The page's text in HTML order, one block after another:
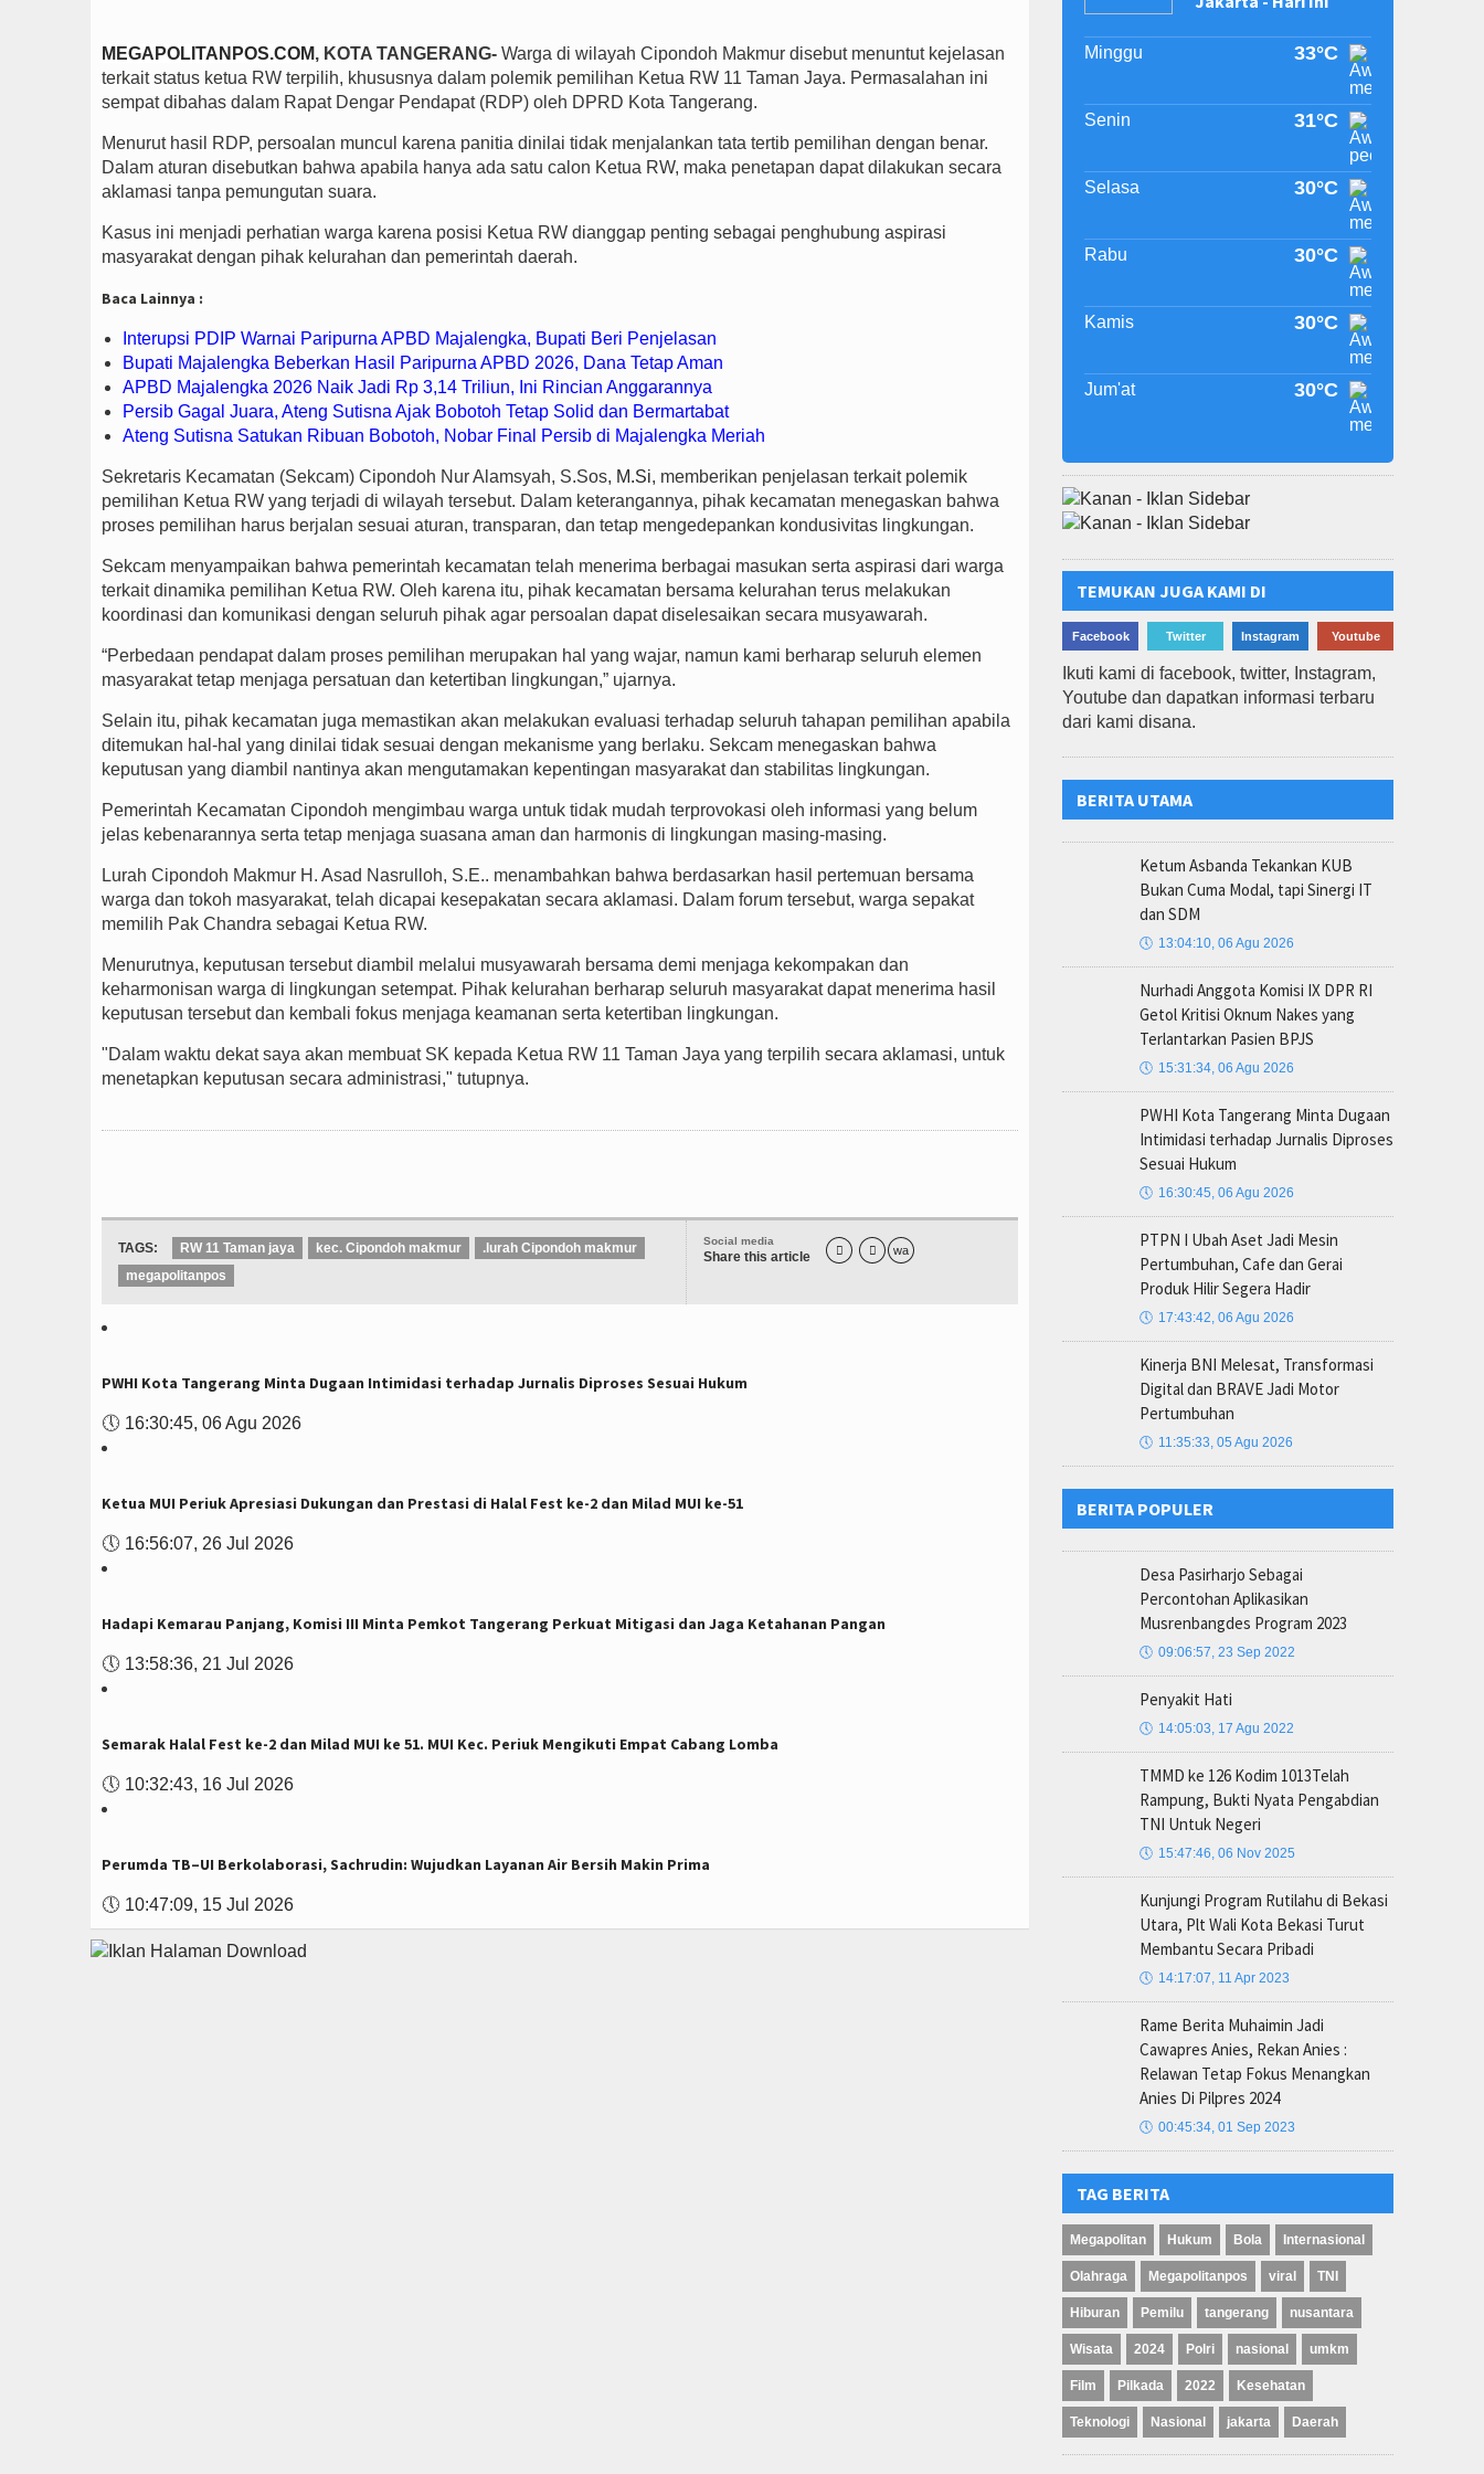
MEGAPOLITANPOS.COM, KOTA TANGERANG- Warga di wilayah Cipondoh Makmur disebut menuntut kejelasan
terkait status ketua RW terpilih, khususnya dalam polemik pemilihan Ketua RW 11 Taman Jaya. Permasalahan ini
sempat dibahas dalam Rapat Dengar Pendapat (RDP) oleh DPRD Kota Tangerang.
Menurut hasil RDP, persoalan muncul karena panitia dinilai tidak menjalankan tata tertib pemilihan dengan benar.
Dalam aturan disebutkan bahwa apabila hanya ada satu calon Ketua RW, maka penetapan dapat dilakukan secara
aklamasi tanpa pemungutan suara.
Kasus ini menjadi perhatian warga karena posisi Ketua RW dianggap penting sebagai penghubung aspirasi
masyarakat dengan pihak kelurahan dan pemerintah daerah.
Baca Lainnya :
Interupsi PDIP Warnai Paripurna APBD Majalengka, Bupati Beri Penjelasan
Bupati Majalengka Beberkan Hasil Paripurna APBD 2026, Dana Tetap Aman
APBD Majalengka 2026 Naik Jadi Rp 3,14 Triliun, Ini Rincian Anggarannya
Persib Gagal Juara, Ateng Sutisna Ajak Bobotoh Tetap Solid dan Bermartabat
Ateng Sutisna Satukan Ribuan Bobotoh, Nobar Final Persib di Majalengka Meriah
Sekretaris Kecamatan (Sekcam) Cipondoh Nur Alamsyah, S.Sos, M.Si, memberikan penjelasan terkait polemik
pemilihan Ketua RW yang terjadi di wilayah tersebut. Dalam keterangannya, pihak kecamatan menegaskan bahwa
proses pemilihan harus berjalan sesuai aturan, transparan, dan tetap mengedepankan kondusivitas lingkungan.
Sekcam menyampaikan bahwa pemerintah kecamatan telah menerima berbagai masukan serta aspirasi dari warga
terkait dinamika pemilihan Ketua RW. Oleh karena itu, pihak kecamatan bersama kelurahan terus melakukan
koordinasi dan komunikasi dengan seluruh pihak agar persoalan dapat diselesaikan secara musyawarah.
“Perbedaan pendapat dalam proses pemilihan merupakan hal yang wajar, namun kami berharap seluruh elemen
masyarakat tetap menjaga persatuan dan ketertiban lingkungan,” ujarnya.
Selain itu, pihak kecamatan juga memastikan akan melakukan evaluasi terhadap seluruh tahapan pemilihan apabila
ditemukan hal-hal yang dinilai tidak sesuai dengan mekanisme yang berlaku. Sekcam menegaskan bahwa
keputusan yang diambil nantinya akan mengutamakan kepentingan masyarakat dan stabilitas lingkungan.
Pemerintah Kecamatan Cipondoh mengimbau warga untuk tidak mudah terprovokasi oleh informasi yang belum
jelas kebenarannya serta tetap menjaga suasana aman dan harmonis di lingkungan masing-masing.
Lurah Cipondoh Makmur H. Asad Nasrulloh, S.E.. menambahkan bahwa berdasarkan hasil pertemuan bersama
warga dan tokoh masyarakat, telah dicapai kesepakatan secara aklamasi. Dalam forum tersebut, warga sepakat
memilih Pak Chandra sebagai Ketua RW.
Menurutnya, keputusan tersebut diambil melalui musyawarah bersama demi menjaga kekompakan dan
keharmonisan warga di lingkungan setempat. Pihak kelurahan berharap seluruh masyarakat dapat menerima hasil
keputusan tersebut dan kembali fokus menjaga keamanan serta ketertiban lingkungan.
"Dalam waktu dekat saya akan membuat SK kepada Ketua RW 11 Taman Jaya yang terpilih secara aklamasi, untuk
menetapkan keputusan secara administrasi," tutupnya.
Social media
Share this article   wa
TAGS: RW 11 Taman jaya kec. Cipondoh makmur
.lurah Cipondoh makmur
megapolitanpos
PWHI Kota Tangerang Minta Dugaan Intimidasi terhadap Jurnalis Diproses Sesuai Hukum
🕔 16:30:45, 06 Agu 2026
Ketua MUI Periuk Apresiasi Dukungan dan Prestasi di Halal Fest ke-2 dan Milad MUI ke-51
🕔 16:56:07, 26 Jul 2026
Hadapi Kemarau Panjang, Komisi III Minta Pemkot Tangerang Perkuat Mitigasi dan Jaga Ketahanan Pangan
🕔 13:58:36, 21 Jul 2026
Semarak Halal Fest ke-2 dan Milad MUI ke 51. MUI Kec. Periuk Mengikuti Empat Cabang Lomba
🕔 10:32:43, 16 Jul 2026
Perumda TB–UI Berkolaborasi, Sachrudin: Wujudkan Layanan Air Bersih Makin Prima
🕔 10:47:09, 15 Jul 2026
Minggu 33°C
Senin 31°C
Selasa 30°C
Rabu 30°C
Kamis 30°C
Jum'at 30°C
TEMUKAN JUGA KAMI DI
Facebook Twitter Instagram Youtube
Ikuti kami di facebook, twitter, Instagram,
Youtube dan dapatkan informasi terbaru
dari kami disana.
BERITA UTAMA
Ketum Asbanda Tekankan KUB
Bukan Cuma Modal, tapi Sinergi IT
dan SDM
🕔 13:04:10, 06 Agu 2026
Nurhadi Anggota Komisi IX DPR RI
Getol Kritisi Oknum Nakes yang
Terlantarkan Pasien BPJS
🕔 15:31:34, 06 Agu 2026
PWHI Kota Tangerang Minta Dugaan
Intimidasi terhadap Jurnalis Diproses
Sesuai Hukum
🕔 16:30:45, 06 Agu 2026
PTPN I Ubah Aset Jadi Mesin
Pertumbuhan, Cafe dan Gerai
Produk Hilir Segera Hadir
🕔 17:43:42, 06 Agu 2026
Kinerja BNI Melesat, Transformasi
Digital dan BRAVE Jadi Motor
Pertumbuhan
🕔 11:35:33, 05 Agu 2026
BERITA POPULER
Desa Pasirharjo Sebagai
Percontohan Aplikasikan
Musrenbangdes Program 2023
🕔 09:06:57, 23 Sep 2022
Penyakit Hati
🕔 14:05:03, 17 Agu 2022
TMMD ke 126 Kodim 1013Telah
Rampung, Bukti Nyata Pengabdian
TNI Untuk Negeri
🕔 15:47:46, 06 Nov 2025
Kunjungi Program Rutilahu di Bekasi
Utara, Plt Wali Kota Bekasi Turut
Membantu Secara Pribadi
🕔 14:17:07, 11 Apr 2023
Rame Berita Muhaimin Jadi
Cawapres Anies, Rekan Anies :
Relawan Tetap Fokus Menangkan
Anies Di Pilpres 2024
🕔 00:45:34, 01 Sep 2023
TAG BERITA
Megapolitan Hukum Bola Internasional
Olahraga Megapolitanpos viral TNI
Hiburan Pemilu tangerang nusantara
Wisata 2024 Polri nasional umkm
Film Pilkada 2022 Kesehatan
Teknologi Nasional jakarta Daerah